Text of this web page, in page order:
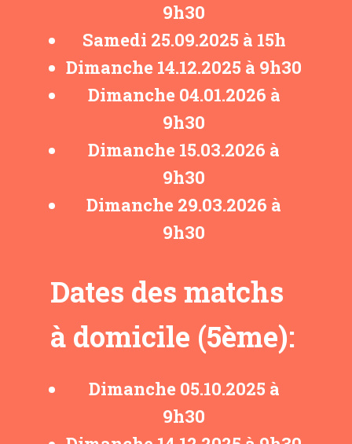
9h30
Samedi ​25.09.2025 ​à 15h
Dimanche 14.12.2025 à 9h30
Dimanche ​04.01.2026 à
9h30
Dimanche ​15.03.2026 à
9h30
Dimanche ​29.03.2026 à
9h30
Dates des matchs
à domicile (5ème):
Dimanche ​05.10.2025 à
9h30